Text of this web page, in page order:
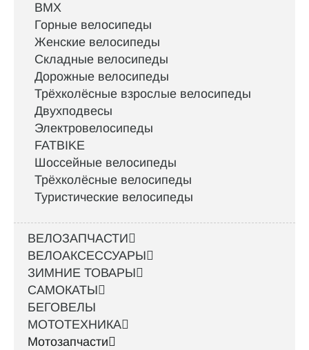
BMX
Горные велосипеды
Женские велосипеды
Складные велосипеды
Дорожные велосипеды
Трёхколёсные взрослые велосипеды
Двухподвесы
Электровелосипеды
FATBIKE
Шоссейные велосипеды
Трёхколёсные велосипеды
Туристические велосипеды
ВЕЛОЗАПЧАСТИ
ВЕЛОАКСЕССУАРЫ
ЗИМНИЕ ТОВАРЫ
САМОКАТЫ
БЕГОВЕЛЫ
МОТОТЕХНИКА
Мотозапчасти